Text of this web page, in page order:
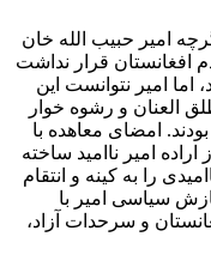
امیر حبیب الله خان
افغانستان قرار نداشت
امیر نتوانست این
العنان و رشوه خوار
امضای معاهده با
را از اراده امیر ناامید ساخته
را به کینه و انتقام
سیاسی امیر با
و سرحدات آزاد،